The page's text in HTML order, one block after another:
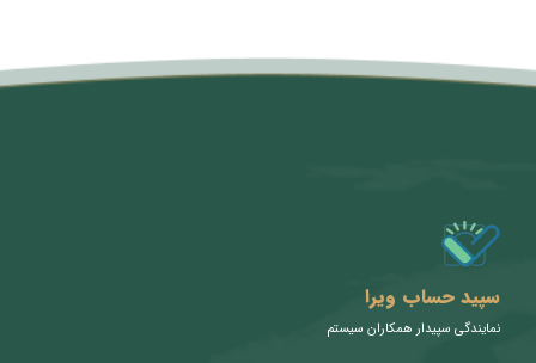
متن سربرگ خود را وارد کنید
سپید حساب ویرا
نمایندگی سپیدار همکاران سیستم